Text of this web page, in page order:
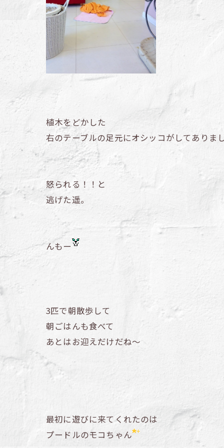
植木をどかした
右のテーブルの足元にオシッコがしてありま
怒られる！！と
逃げた遥。
んもー
3匹で朝散歩して
朝ごはんも食べて
あとはお迎えだけだね～
最初に遊びに来てくれたのは
プードルのモコちゃん